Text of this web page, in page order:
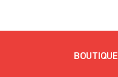
BOUTIQUE